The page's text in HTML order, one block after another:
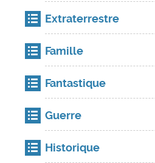
Extraterrestre
Famille
Fantastique
Guerre
Historique